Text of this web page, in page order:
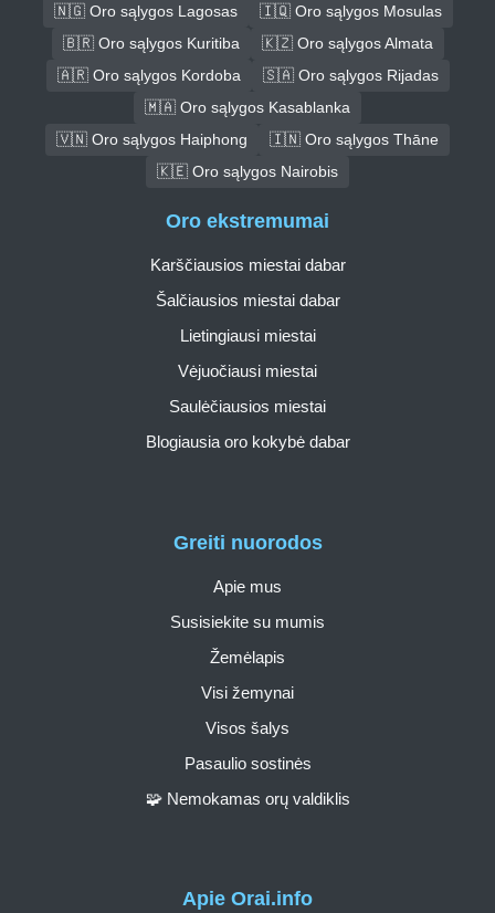
🇳🇬 Oro sąlygos Lagosas
🇮🇶 Oro sąlygos Mosulas
🇧🇷 Oro sąlygos Kuritiba
🇰🇿 Oro sąlygos Almata
🇦🇷 Oro sąlygos Kordoba
🇸🇦 Oro sąlygos Rijadas
🇲🇦 Oro sąlygos Kasablanka
🇻🇳 Oro sąlygos Haiphong
🇮🇳 Oro sąlygos Thāne
🇰🇪 Oro sąlygos Nairobis
Apie Orai.info
Greiti nuorodos
Apie mus
Susisiekite su mumis
Žemėlapis
Visi žemynai
Visos šalys
Pasaulio sostinės
🧩 Nemokamas orų valdiklis
Oro ekstremumai
Karščiausios miestai dabar
Šalčiausios miestai dabar
Lietingiausi miestai
Vėjuočiausi miestai
Saulėčiausios miestai
Blogiausia oro kokybė dabar